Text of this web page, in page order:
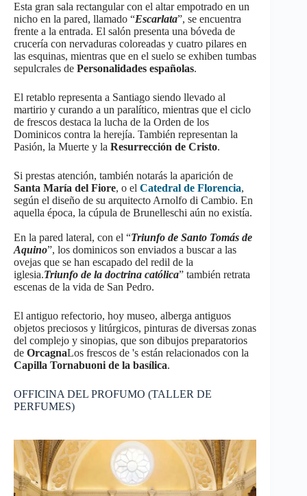
Esta gran sala rectangular con el altar empotrado en un
nicho en la pared, llamado “Escarlata”, se encuentra
frente a la entrada. El salón presenta una bóveda de
crucería con nervaduras coloreadas y cuatro pilares en
las esquinas, mientras que en el suelo se exhiben tumbas
sepulcrales de Personalidades españolas.
El retablo representa a Santiago siendo llevado al
martirio y curando a un paralítico, mientras que el ciclo
de frescos destaca la lucha de la Orden de los
Dominicos contra la herejía. También representan la
Pasión, la Muerte y la Resurrección de Cristo.
Si prestas atención, también notarás la aparición de
Santa María del Fiore, o el Catedral de Florencia,
según el diseño de su arquitecto Arnolfo di Cambio. En
aquella época, la cúpula de Brunelleschi aún no existía.
En la pared lateral, con el “Triunfo de Santo Tomás de
Aquino”, los dominicos son enviados a buscar a las
ovejas que se han escapado del redil de la
iglesia.Triunfo de la doctrina católica” también retrata
escenas de la vida de San Pedro.
El antiguo refectorio, hoy museo, alberga antiguos
objetos preciosos y litúrgicos, pinturas de diversas zonas
del complejo y sinopias, que son dibujos preparatorios
de OrcagnaLos frescos de 's están relacionados con la
Capilla Tornabuoni de la basílica.
OFFICINA DEL PROFUMO (TALLER DE
PERFUMES)